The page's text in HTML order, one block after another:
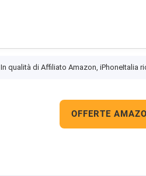
In qualità di Affiliato Amazon, iPhoneItalia
OFFERTE